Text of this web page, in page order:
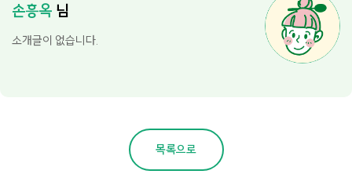
손흥옥 님
소개글이 없습니다.
목록으로